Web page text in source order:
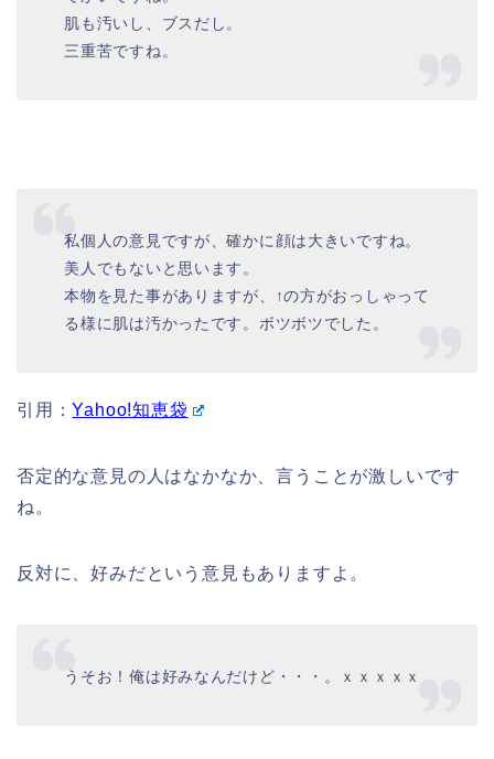
肌も汚いし、ブスだし。
三重苦ですね。
私個人の意見ですが、確かに顔は大きいですね。
美人でもないと思います。
本物を見た事がありますが、↑の方がおっしゃって
る様に肌は汚かったです。ボツボツでした。
引用：Yahoo!知恵袋
否定的な意見の人はなかなか、言うことが激しいです
ね。
反対に、好みだという意見もありますよ。
うそお！俺は好みなんだけど・・・。ｘｘｘｘｘ